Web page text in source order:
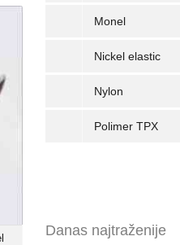
Monel
Nickel elastic
Nylon
Polimer TPX
Danas najtraženije